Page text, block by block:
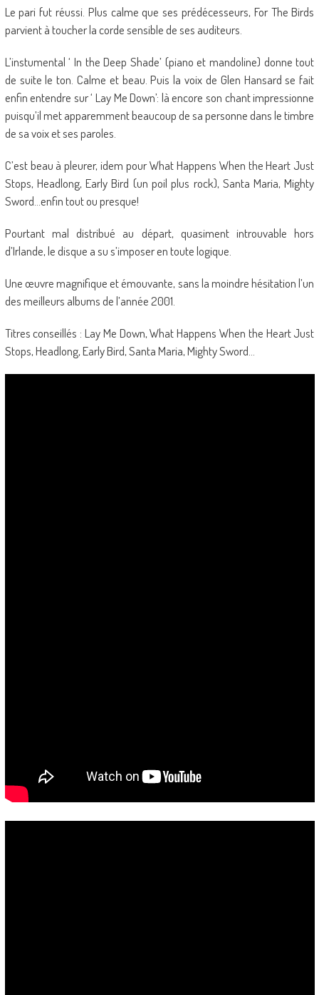
Le pari fut réussi. Plus calme que ses prédécesseurs, For The Birds
parvient à toucher la corde sensible de ses auditeurs.
L’instumental ‘ In the Deep Shade’ (piano et mandoline) donne tout
de suite le ton. Calme et beau. Puis la voix de Glen Hansard se fait
enfin entendre sur ‘ Lay Me Down’: là encore son chant impressionne
puisqu’il met apparemment beaucoup de sa personne dans le timbre
de sa voix et ses paroles.
C’est beau à pleurer, idem pour What Happens When the Heart Just
Stops, Headlong, Early Bird (un poil plus rock), Santa Maria, Mighty
Sword…enfin tout ou presque!
Pourtant mal distribué au départ, quasiment introuvable hors
d’Irlande, le disque a su s’imposer en toute logique.
Une œuvre magnifique et émouvante, sans la moindre hésitation l’un
des meilleurs albums de l’année 2001.
Titres conseillés : Lay Me Down, What Happens When the Heart Just
Stops, Headlong, Early Bird, Santa Maria, Mighty Sword…